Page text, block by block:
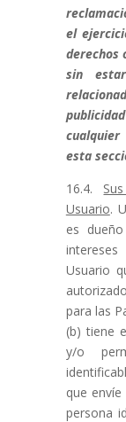
el
derechos
sin
esta
16.4.
Usuario.
es
Usuario
para las
(b) tiene
y/o
que
persona